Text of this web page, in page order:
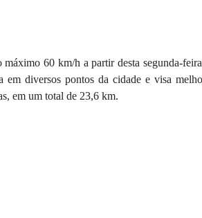
60 km/h a partir desta segunda-
diversos pontos da cidade e visa
em um total de 23,6 km.